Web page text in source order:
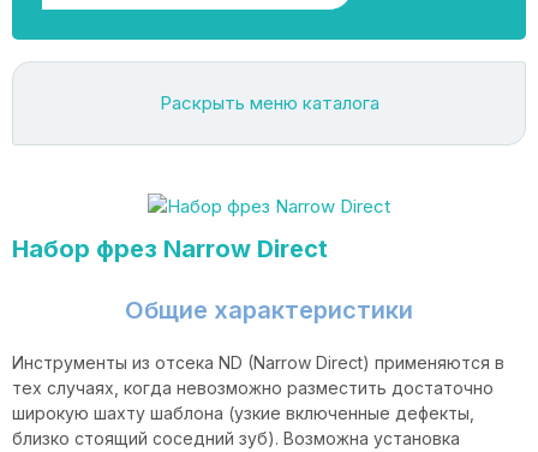
Раскрыть меню каталога
Набор фрез Narrow Direct
Общие характеристики
Инструменты из отсека ND (Narrow Direct) применяются в
тех случаях, когда невозможно разместить достаточно
широкую шахту шаблона (узкие включенные дефекты,
близко стоящий соседний зуб). Возможна установка